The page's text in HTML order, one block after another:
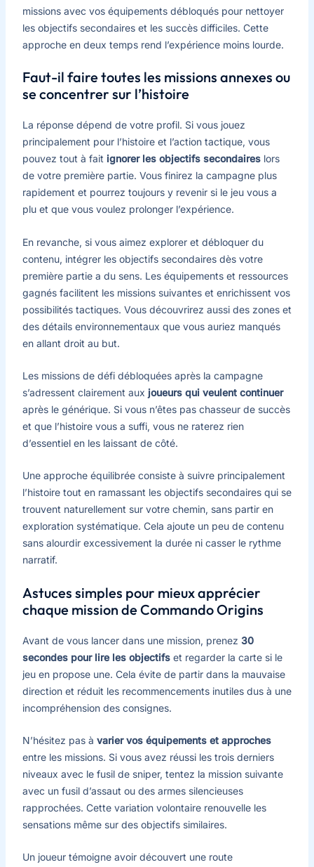
missions avec vos équipements débloqués pour nettoyer
les objectifs secondaires et les succès difficiles. Cette
approche en deux temps rend l’expérience moins lourde.
Faut-il faire toutes les missions annexes ou
se concentrer sur l’histoire
La réponse dépend de votre profil. Si vous jouez
principalement pour l’histoire et l’action tactique, vous
pouvez tout à fait ignorer les objectifs secondaireslors
de votre première partie. Vous finirez la campagne plus
rapidement et pourrez toujours y revenir si le jeu vous a
plu et que vous voulez prolonger l’expérience.
En revanche, si vous aimez explorer et débloquer du
contenu, intégrer les objectifs secondaires dès votre
première partie a du sens. Les équipements et ressources
gagnés facilitent les missions suivantes et enrichissent vos
possibilités tactiques. Vous découvrirez aussi des zones et
des détails environnementaux que vous auriez manqués
en allant droit au but.
Les missions de défi débloquées après la campagne
s’adressent clairement aux joueurs qui veulent continuer
après le générique. Si vous n’êtes pas chasseur de succès
et que l’histoire vous a suffi, vous ne raterez rien
d’essentiel en les laissant de côté.
Une approche équilibrée consiste à suivre principalement
l’histoire tout en ramassant les objectifs secondaires qui se
trouvent naturellement sur votre chemin, sans partir en
exploration systématique. Cela ajoute un peu de contenu
sans alourdir excessivement la durée ni casser le rythme
narratif.
Astuces simples pour mieux apprécier
chaque mission de Commando Origins
Avant de vous lancer dans une mission, prenez 30
secondes pour lire les objectifset regarder la carte si le
jeu en propose une. Cela évite de partir dans la mauvaise
direction et réduit les recommencements inutiles dus à une
incompréhension des consignes.
N’hésitez pas à varier vos équipements et approches
entre les missions. Si vous avez réussi les trois derniers
niveaux avec le fusil de sniper, tentez la mission suivante
avec un fusil d’assaut ou des armes silencieuses
rapprochées. Cette variation volontaire renouvelle les
sensations même sur des objectifs similaires.
Un joueur témoigne avoir découvert une route